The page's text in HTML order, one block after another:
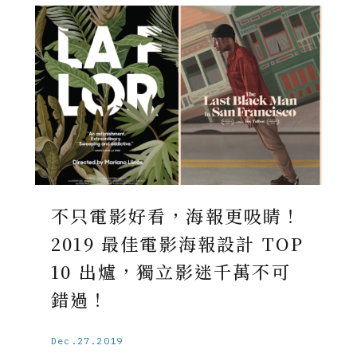
不只電影好看，海報更吸睛！
2019 最佳電影海報設計 TOP
10 出爐，獨立影迷千萬不可
錯過！
Dec.27.2019